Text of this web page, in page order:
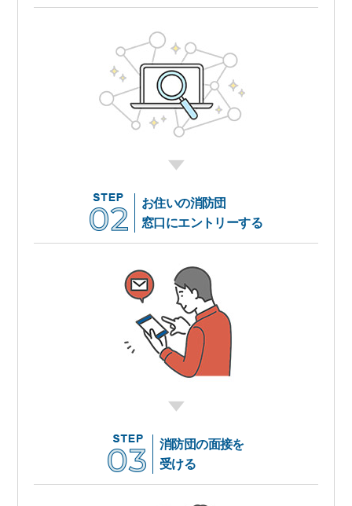
お住いの消防団
窓口にエントリーする
消防団の面接を
受ける